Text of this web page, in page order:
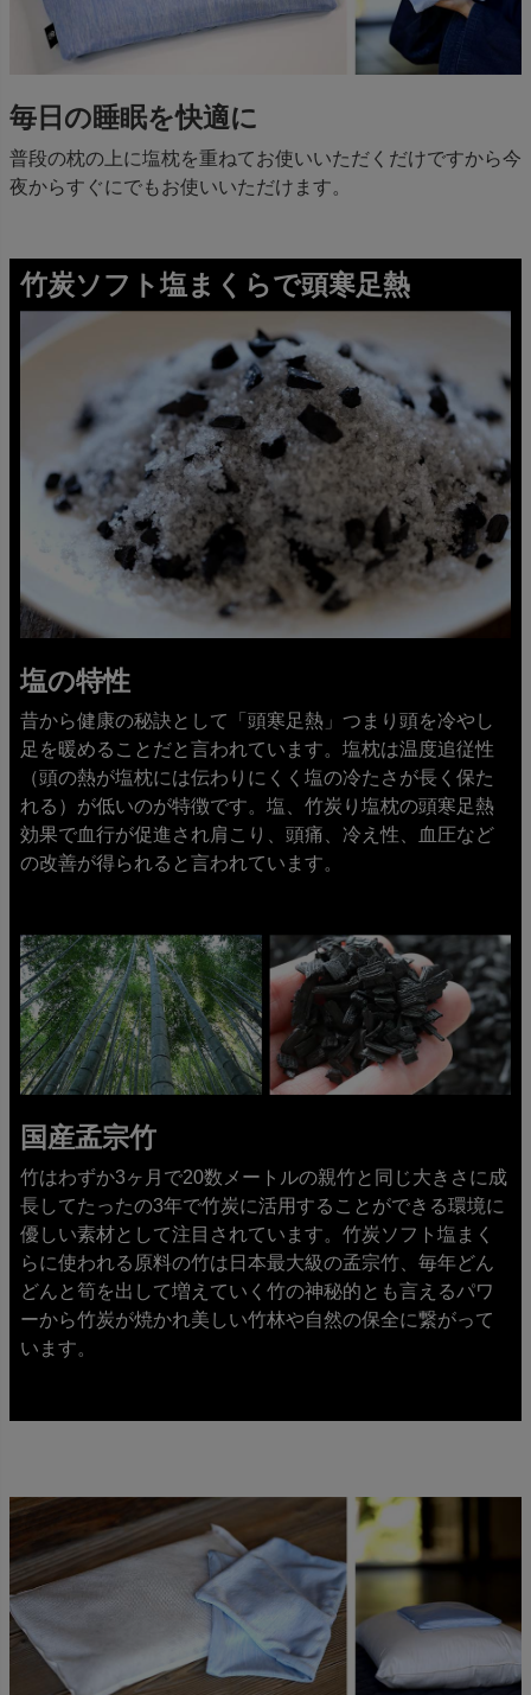
毎日の睡眠を快適に
普段の枕の上に塩枕を重ねてお使いいただくだけですから今
夜からすぐにでもお使いいただけます。
竹炭ソフト塩まくらで頭寒足熱
塩の特性
昔から健康の秘訣として「頭寒足熱」つまり頭を冷やし
足を暖めることだと言われています。塩枕は温度追従性
（頭の熱が塩枕には伝わりにくく塩の冷たさが長く保た
れる）が低いのが特徴です。塩、竹炭り塩枕の頭寒足熱
効果で血行が促進され肩こり、頭痛、冷え性、血圧など
の改善が得られると言われています。
国産孟宗竹
竹はわずか3ヶ月で20数メートルの親竹と同じ大きさに成
長してたったの3年で竹炭に活用することができる環境に
優しい素材として注目されています。竹炭ソフト塩まく
らに使われる原料の竹は日本最大級の孟宗竹、毎年どん
どんと筍を出して増えていく竹の神秘的とも言えるパワ
ーから竹炭が焼かれ美しい竹林や自然の保全に繋がって
います。